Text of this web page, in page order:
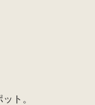
ト。